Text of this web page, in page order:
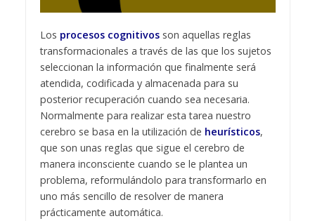
Los procesos cognitivosson aquellas reglas
transformacionales a través de las que los sujetos
seleccionan la información que finalmente será
atendida, codificada y almacenada para su
posterior recuperación cuando sea necesaria.
Normalmente para realizar esta tarea nuestro
cerebro se basa en la utilización de heurísticos,
que son unas reglas que sigue el cerebro de
manera inconsciente cuando se le plantea un
problema, reformulándolo para transformarlo en
uno más sencillo de resolver de manera
prácticamente automática.